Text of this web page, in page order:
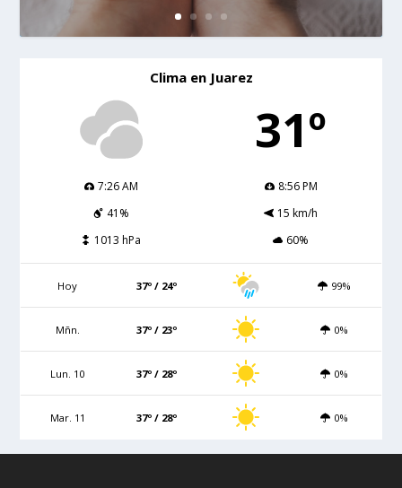
Clima en Juarez
31º
7:26 AM
8:56 PM
41%
15 km/h
1013 hPa
60%
Hoy 37º / 24º 99%
Mñn. 37º / 23º 0%
Lun. 10 37º / 28º 0%
Mar. 11 37º / 28º 0%